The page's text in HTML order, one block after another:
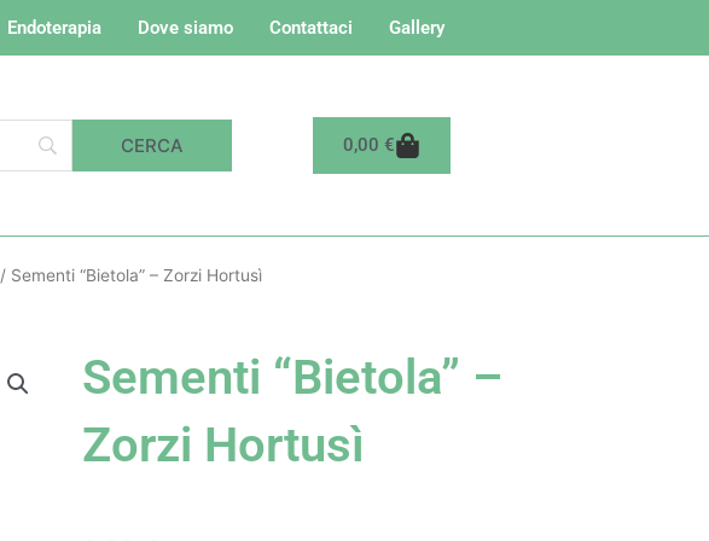
Endoterapia Dove siamo Contattaci Gallery
0,00 €Carrello
/ Sementi “Bietola” – Zorzi Hortusì
Sementi “Bietola” –
Zorzi Hortusì